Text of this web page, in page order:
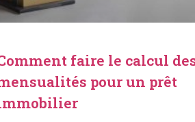
faire le calcul
pour un prêt